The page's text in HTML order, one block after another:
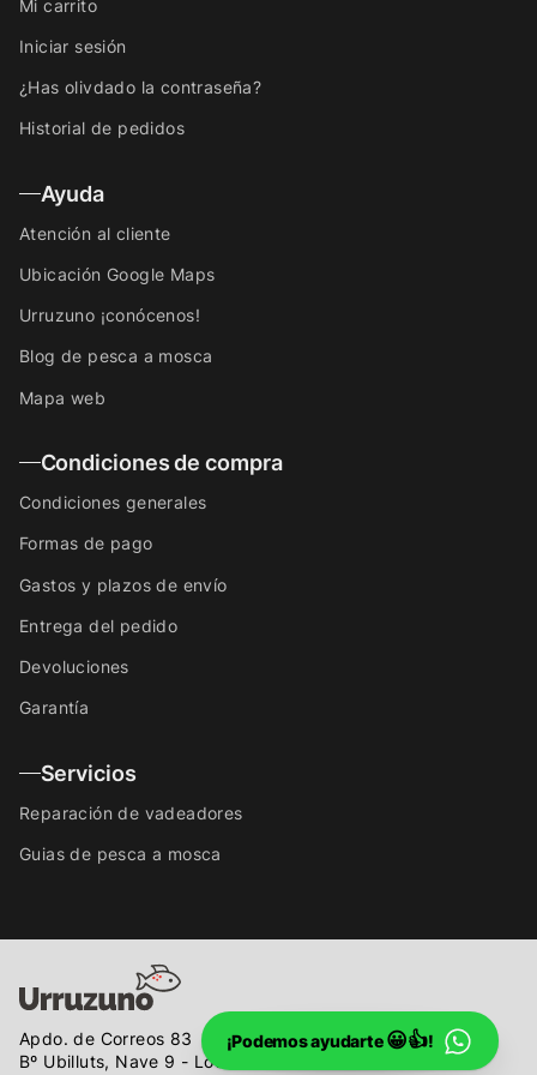
¡Podemos ayudarte😀👍!
Mi carrito
Iniciar sesión
¿Has olivdado la contraseña?
Historial de pedidos
Ayuda
Atención al cliente
Ubicación Google Maps
Urruzuno ¡conócenos!
Blog de pesca a mosca
Mapa web
Condiciones de compra
Condiciones generales
Formas de pago
Gastos y plazos de envío
Entrega del pedido
Devoluciones
Garantía
Servicios
Reparación de vadeadores
Guias de pesca a mosca
Apdo. de Correos 83
Bº Ubilluts, Nave 9 - Local A